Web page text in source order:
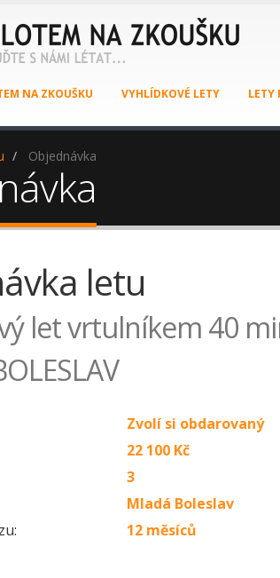
NA ZKOUŠKU VYHLÍDKOVÉ LETY LETY
Objednávka
letu
let vrtulníkem 40
Zvolí si obdarovaný
22 100 Kč
3
Mladá Boleslav
12 měsíců